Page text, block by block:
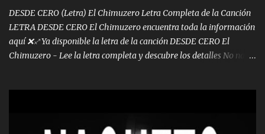
DESDE CERO (Letra) El Chimuzero Letra Completa de la Canción
LETRA DESDE CERO El Chimuzero encuentra toda la información
aquí ❌♐ Ya disponible la letra de la canción DESDE CERO El
Chimuzero - Lee la letra completa y descubre los detalles No nací
❌ www.elnorteduro.com ❌ Yo No limito los Sueños , si no existe